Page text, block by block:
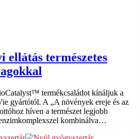
ellátás természetes
termékcsaládot kínáljuk a
gyártótól. A „A növények ereje és az
híven a természet legjobb
kombinálva…